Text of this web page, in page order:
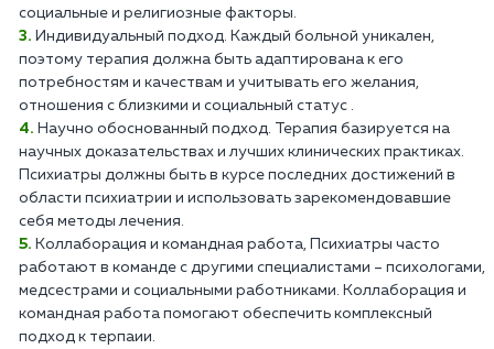
социальные и религиозные факторы.
Индивидуальный подход. Каждый больной уникален,
поэтому терапия должна быть адаптирована к его
потребностям и качествам и учитывать его желания,
отношения с близкими и социальный статус .
Научно обоснованный подход. Терапия базируется на
научных доказательствах и лучших клинических практиках.
Психиатры должны быть в курсе последних достижений в
области психиатрии и использовать зарекомендовавшие
себя методы лечения.
Коллаборация и командная работа, Психиатры часто
работают в команде с другими специалистами – психологами,
медсестрами и социальными работниками. Коллаборация и
командная работа помогают обеспечить комплексный
подход к терпаии.